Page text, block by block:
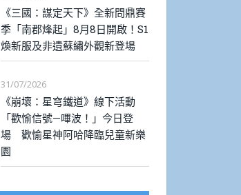
《三國：謀定天下》全新問鼎賽
季「南郡烽起」8月8日開啟！S1
煥新服及非遺蘇繡外觀新登場
31/07/2026
《崩壞：星穹鐵道》線下活動
「歡愉信號—嗶波！」今日登
場 歡愉星神阿哈降臨兒童新樂
園